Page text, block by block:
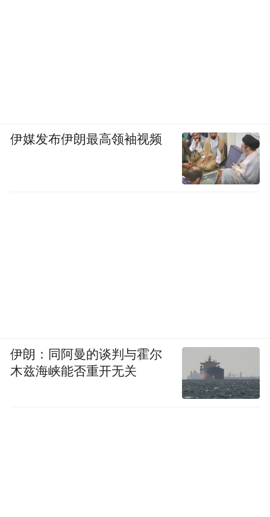
伊媒发布伊朗最高领袖视频
伊朗：同阿曼的谈判与霍尔
木兹海峡能否重开无关